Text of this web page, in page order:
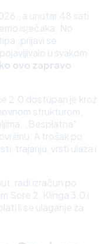
a unutar 48 sati
isječaka. No
„prijavi se
u svakom
ovo zapravo
2.0 dostupan je kroz
strukturom,
„Besplatna"
A trošak po
trajanju, vrsti ulaza i
radi izračun po
Sore 2, Klinga 3.0 i
li se ulaganje za